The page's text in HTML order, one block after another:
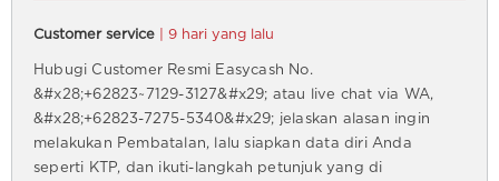
Customer service | 9 hari yang lalu
Hubugi Customer Resmi Easycash No.
&#x28;+62823~7129-3127&#x29; atau live chat via WA,
&#x28;+62823-7275-5340&#x29; jelaskan alasan ingin
melakukan Pembatalan, lalu siapkan data diri Anda
seperti KTP, dan ikuti-langkah petunjuk yang di